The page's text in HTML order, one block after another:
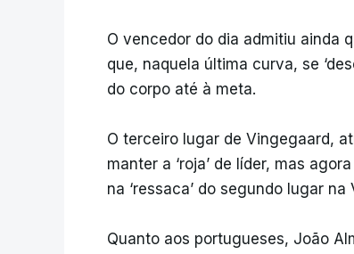
O vencedor do dia admitiu ainda
que, naquela última curva, se
do corpo até à meta.
O terceiro lugar de Vingegaard,
manter a ‘roja’ de líder, mas
na ‘ressaca’ do segundo lugar na
Quanto aos portugueses, João